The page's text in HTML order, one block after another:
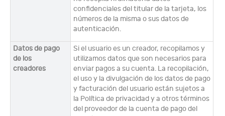
confidenciales del titular de la tarjeta, los
números de la misma o sus datos de
autenticación.
Datos de pago
de los
creadores
Si el usuario es un creador, recopilamos y
utilizamos datos que son necesarios para
enviar pagos a su cuenta. La recopilación,
el uso y la divulgación de los datos de pago
y facturación del usuario están sujetos a
la Política de privacidad y a otros términos
del proveedor de la cuenta de pago del